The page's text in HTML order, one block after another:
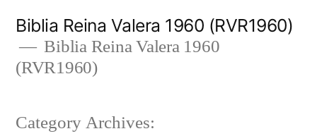
content
Biblia Reina Valera 1960 (RVR1960)
Biblia Reina Valera 1960
(RVR1960)
Category Archives: